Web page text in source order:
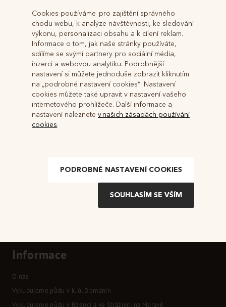
Váš dotaz *
Informace
O nás
Vykupujeme půdu v k. ú. Domanín
Vykupujeme půdu v Bzenci a ve Strážnici na Moravě
Cookies používáme pro zajištění správného
chodu webu, k analýze návštěvnosti, ke sledování
výkonu, personalizaci obsahu a k cílení reklam.
Informace o tom, jak naše stránky používáte,
sdílíme se svými partnery pro sociální média,
inzerci a webovou analytiku. Podrobnější
nastavení si můžete jednoduše zobrazit kliknutím
na „podrobné nastavení cookies“. Nastavení
cookies můžete také upravit v nastavení vašeho
internetového prohlížeče. Další informace a
nastavení naleznete v našich zásadách používání
cookies.
PODROBNÉ NASTAVENÍ COOKIES